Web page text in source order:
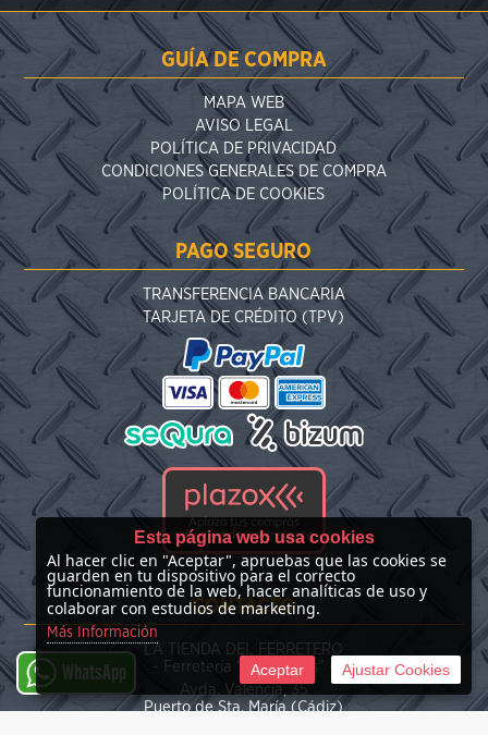
GUÍA DE COMPRA
MAPA WEB
AVISO LEGAL
POLÍTICA DE PRIVACIDAD
CONDICIONES GENERALES DE COMPRA
POLÍTICA DE COOKIES
PAGO SEGURO
TRANSFERENCIA BANCARIA
TARJETA DE CRÉDITO (TPV)
CONTACTO
LA TIENDA DEL FERRETERO
- Ferretería "Las Nieves" -
Avda. Valencia, 35
Puerto de Sta. María (Cádiz)
WhatsApp
Esta página web usa cookies
Al hacer clic en "Aceptar", apruebas que las cookies se
guarden en tu dispositivo para el correcto
funcionamiento de la web, hacer analíticas de uso y
colaborar con estudios de marketing.
Más Información
Aceptar Ajustar Cookies